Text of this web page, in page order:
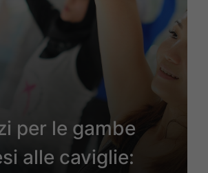
per le gambe
alle caviglie: